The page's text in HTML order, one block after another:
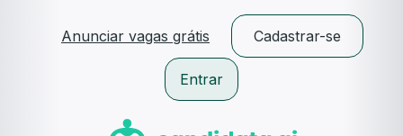
Anunciar vagas grátis Cadastrar-se
Entrar